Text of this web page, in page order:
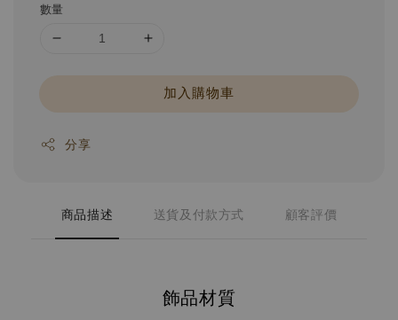
數量
加入購物車
分享
商品描述 送貨及付款方式 顧客評價
飾品材質